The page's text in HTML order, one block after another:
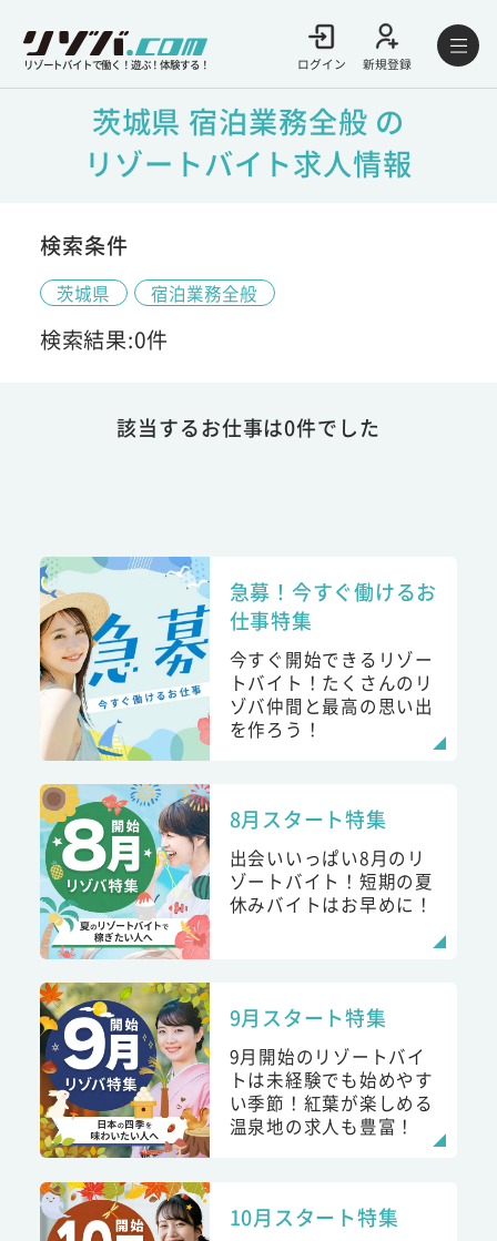
リゾートバイトで働く！遊ぶ！体験する！ ログイン 新規登録
茨城県 宿泊業務全般 の
リゾートバイト求人情報
検索条件
茨城県 宿泊業務全般
検索結果:0件
該当するお仕事は0件でした
急募！今すぐ働けるお
仕事特集
今すぐ開始できるリゾー
トバイト！たくさんのリ
ゾバ仲間と最高の思い出
を作ろう！
8月スタート特集
出会いいっぱい8月のリ
ゾートバイト！短期の夏
休みバイトはお早めに！
9月スタート特集
9月開始のリゾートバイ
トは未経験でも始めやす
い季節！紅葉が楽しめる
温泉地の求人も豊富！
10月スタート特集